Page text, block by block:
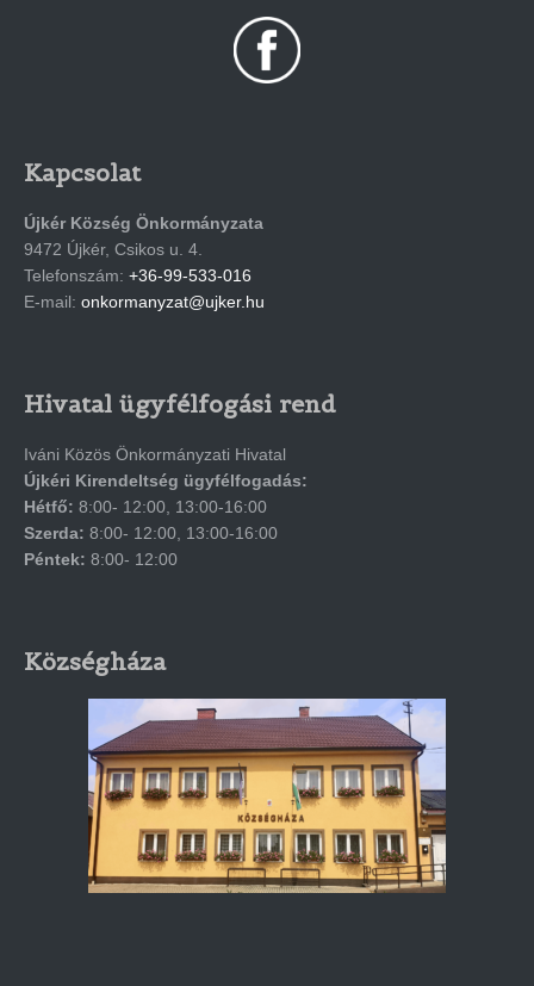
Kapcsolat
Újkér Község Önkormányzata
9472 Újkér, Csikos u. 4.
Telefonszám: +36-99-533-016
E-mail: onkormanyzat@ujker.hu
Hivatal ügyfélfogási rend
Iváni Közös Önkormányzati Hivatal
Újkéri Kirendeltség ügyfélfogadás:
Hétfő: 8:00- 12:00, 13:00-16:00
Szerda: 8:00- 12:00, 13:00-16:00
Péntek: 8:00- 12:00
Községháza